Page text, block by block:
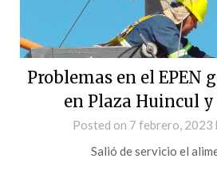
Problemas en el EPEN
en Plaza Huincul
Posted on 7 febrero, 2023
Salió de servicio el